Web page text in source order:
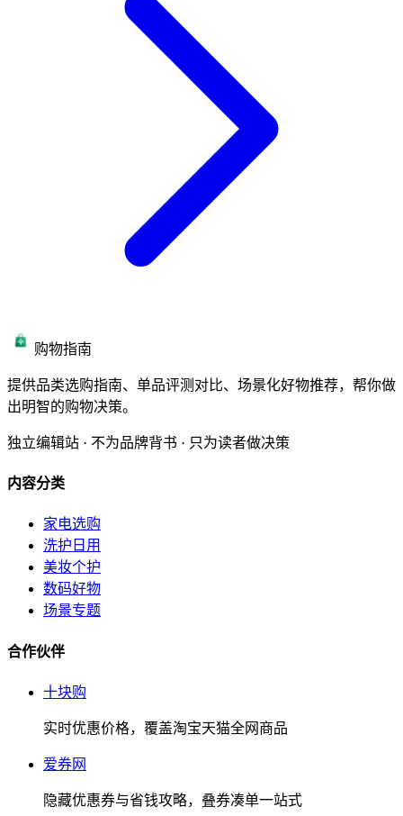
购物指南
提供品类选购指南、单品评测对比、场景化好物推荐，帮你做
出明智的购物决策。
独立编辑站 · 不为品牌背书 · 只为读者做决策
内容分类
家电选购
洗护日用
美妆个护
数码好物
场景专题
合作伙伴
十块购
实时优惠价格，覆盖淘宝天猫全网商品
爱券网
隐藏优惠券与省钱攻略，叠券凑单一站式